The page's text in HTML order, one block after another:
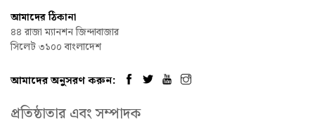
আমাদের ঠিকানা
৪৪ রাজা ম্যানশন জিন্দাবাজার
সিলেট ৩১০০ বাংলাদেশ
আমাদের অনুসরণ করুন:
প্রতিষ্ঠাতার এবং সম্পাদক